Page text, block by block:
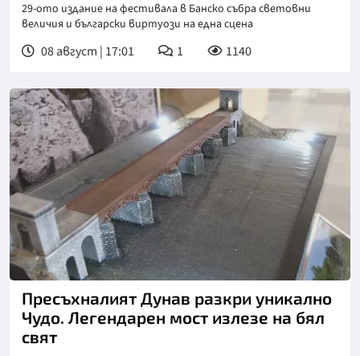
29-ото издание на фестивала в Банско събра световни
величия и български виртуози на една сцена
08 август | 17:01 1 1140
Пресъхналият Дунав разкри уникално
Чудо. Легендарен мост излезе на бял
свят